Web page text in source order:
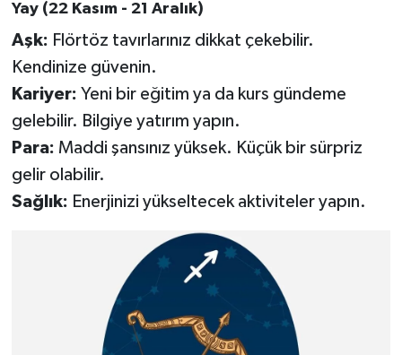
Yay (22 Kasım - 21 Aralık)
Aşk: Flörtöz tavırlarınız dikkat çekebilir.
Kendinize güvenin.
Kariyer: Yeni bir eğitim ya da kurs gündeme
gelebilir. Bilgiye yatırım yapın.
Para: Maddi şansınız yüksek. Küçük bir sürpriz
gelir olabilir.
Sağlık: Enerjinizi yükseltecek aktiviteler yapın.